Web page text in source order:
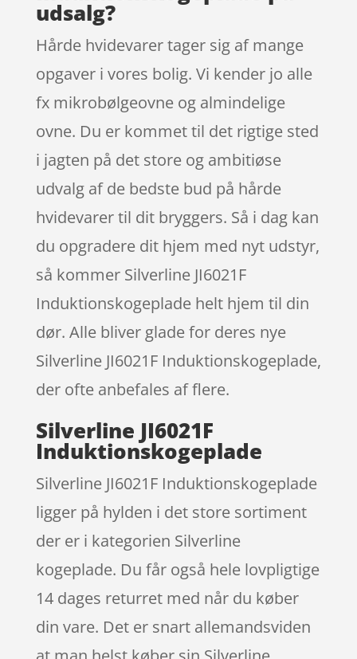
udsalg?
Hårde hvidevarer tager sig af mange
opgaver i vores bolig. Vi kender jo alle
fx mikrobølgeovne og almindelige
ovne. Du er kommet til det rigtige sted
i jagten på det store og ambitiøse
udvalg af de bedste bud på hårde
hvidevarer til dit bryggers. Så i dag kan
du opgradere dit hjem med nyt udstyr,
så kommer Silverline JI6021F
Induktionskogeplade helt hjem til din
dør. Alle bliver glade for deres nye
Silverline JI6021F Induktionskogeplade,
der ofte anbefales af flere.
Silverline JI6021F
Induktionskogeplade
Silverline JI6021F Induktionskogeplade
ligger på hylden i det store sortiment
der er i kategorien Silverline
kogeplade. Du får også hele lovpligtige
14 dages returret med når du køber
din vare. Det er snart allemandsviden